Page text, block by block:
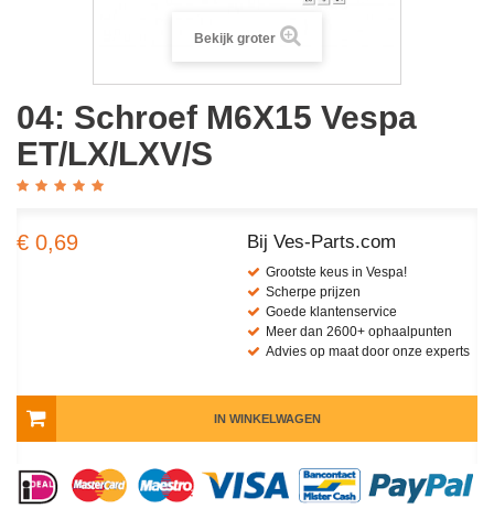
Bekijk groter
04: Schroef M6X15 Vespa
ET/LX/LXV/S
€ 0,69 Bij Ves-Parts.com
Grootste keus in Vespa!
Scherpe prijzen
Goede klantenservice
Meer dan 2600+ ophaalpunten
Advies op maat door onze experts
IN WINKELWAGEN